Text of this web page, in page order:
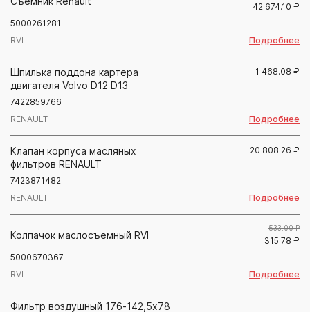
5000261281
RVI
42 674.10 ₽
Подробнее
Шпилька поддона картера
двигателя Volvo D12 D13
7422859766
RENAULT
1 468.08 ₽
Подробнее
Клапан корпуса масляных
фильтров RENAULT
7423871482
RENAULT
20 808.26 ₽
Подробнее
Колпачок маслосъемный RVI
5000670367
RVI
533.00 ₽
315.78 ₽
Подробнее
Фильтр воздушный 176-142,5х78